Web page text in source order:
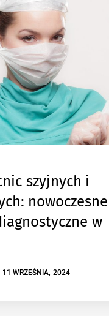
szyjnych i
nowoczesne
w
11 WRZEŚNIA, 2024